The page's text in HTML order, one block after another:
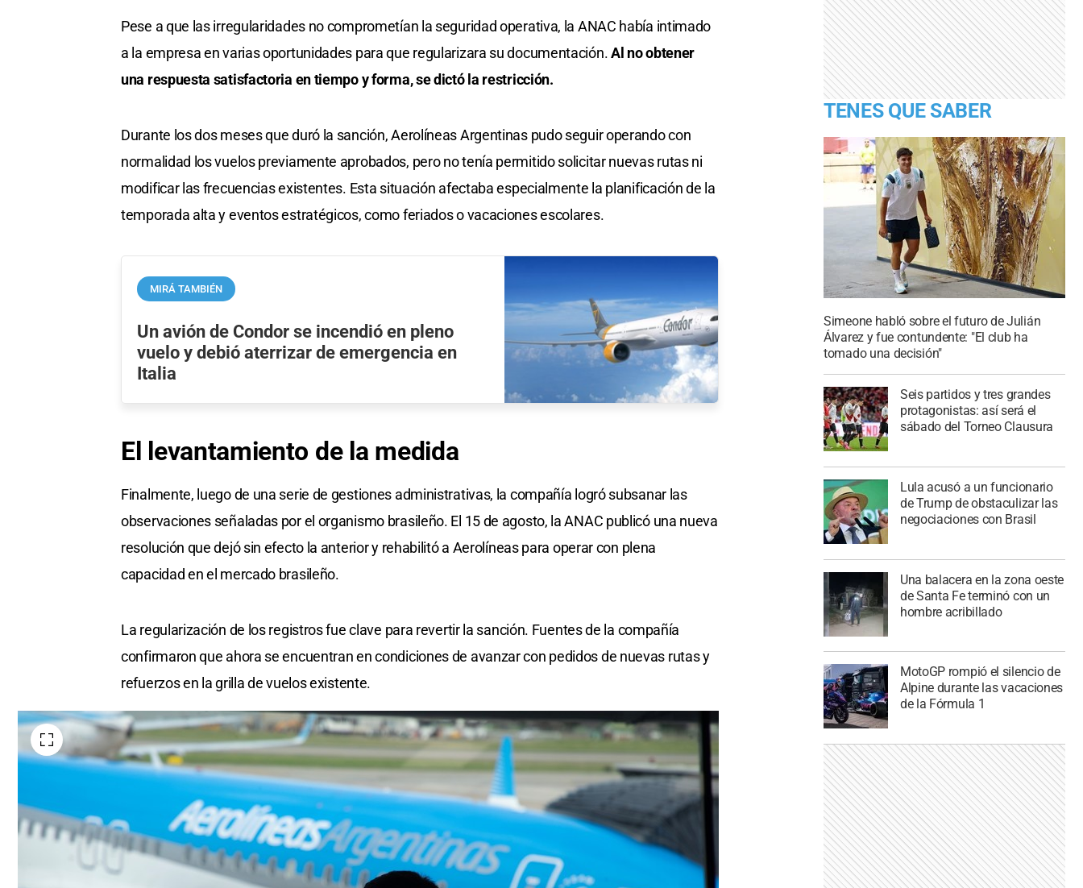
Pese a que las irregularidades no comprometían la seguridad operativa, la ANAC había intimado
a la empresa en varias oportunidades para que regularizara su documentación.Al no obtener
una respuesta satisfactoria en tiempo y forma, se dictó la restricción.
Durante los dos meses que duró la sanción, Aerolíneas Argentinas pudo seguir operando con
normalidad los vuelos previamente aprobados, pero no tenía permitido solicitar nuevas rutas ni
modificar las frecuencias existentes. Esta situación afectaba especialmente la planificación de la
temporada alta y eventos estratégicos, como feriados o vacaciones escolares.
MIRÁ TAMBIÉN
Un avión de Condor se incendió en pleno
vuelo y debió aterrizar de emergencia en
Italia
El levantamiento de la medida
Finalmente, luego de una serie de gestiones administrativas, la compañía logró subsanar las
observaciones señaladas por el organismo brasileño. El 15 de agosto, la ANAC publicó una nueva
resolución que dejó sin efecto la anterior y rehabilitó a Aerolíneas para operar con plena
capacidad en el mercado brasileño.
La regularización de los registros fue clave para revertir la sanción. Fuentes de la compañía
confirmaron que ahora se encuentran en condiciones de avanzar con pedidos de nuevas rutas y
refuerzos en la grilla de vuelos existente.
TENES QUE SABER
Simeone habló sobre el futuro de Julián
Álvarez y fue contundente: "El club ha
tomado una decisión"
Seis partidos y tres grandes
protagonistas: así será el
sábado del Torneo Clausura
Lula acusó a un funcionario
de Trump de obstaculizar las
negociaciones con Brasil
Una balacera en la zona oeste
de Santa Fe terminó con un
hombre acribillado
MotoGP rompió el silencio de
Alpine durante las vacaciones
de la Fórmula 1